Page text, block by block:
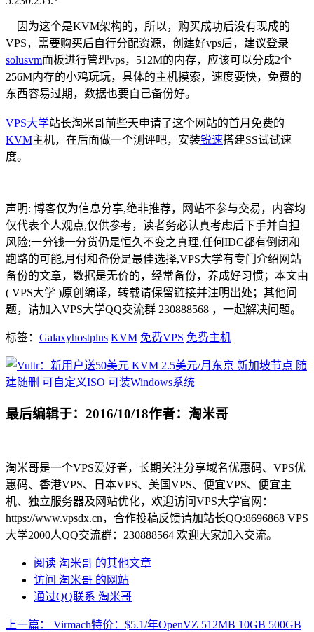
因为这个是KVM架构的，所以，购买成功后没有现成的
VPS，需要购买后自行分配资源，创建好vps后，建议登录
solusvm面板进行管理vps，512M的内存，应该可以分成2个
256M内存的小鸡玩玩，具体的主机摸索，速度要快，免费的
东西容易过期，数据也要自己备份好。
VPS大学站长淘米哥前些天申请了这个网站的首月免费的
KVM主机，在后面做一个测评吧，安装锐速搭建SS试试速
度。
声明: 博客仅为信息分享,绝非推荐，网站不参与交易，内容均
仅代表个人观点,仅供参考，读者务必认真考虑后下手并自担
风险;一分钱一分货仍是恒久不变之真理,任何IDC都有倒闭和
跑路的可能,月付和备份是最佳选择,VPS大学有专门介绍网站
备份的文章，数据是无价的，经常备份，养成好习惯；本文由
( VPS大学 )原创编译，转载请保留链接并注明出处；其他问
题，请加入VPS大学QQ交流群 230888568 ，一起解决问题。
标签： Galaxyhostplus KVM 免费VPS 免费主机
最后编辑于：2016/10/18作者：淘米哥
淘米哥是一个VPS爱好者，长期关注分享域名优惠码、VPS优
惠码、香港VPS、日本VPS、美国VPS、便宜VPS、便宜主
机、独立服务器及网站优化，欢迎访问VPS大学官网：
https://www.vpsdx.cn，合作投稿反馈请加站长QQ:8696868 VPS
大学2000人QQ交流群：230888564 欢迎大家加入交流。
阅读 淘米哥 的其他文章
访问 淘米哥 的网站
通过QQ联系 淘米哥
上一篇：
Virmach特价：$5.1/年OpenVZ 512MB 10GB 500GB